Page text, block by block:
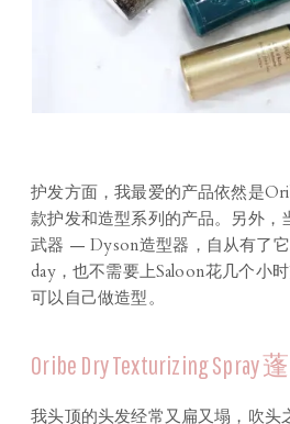
护发方面，我最爱的产品依然是
款护发和造型系列的产品。另外，
武器 — Dyson造型器，自从有了
day，也不需要上Saloon花几个小
可以自己做造型。
Oribe Dry Texturizing Spray
我头顶的头发经常又扁又塌，吹头